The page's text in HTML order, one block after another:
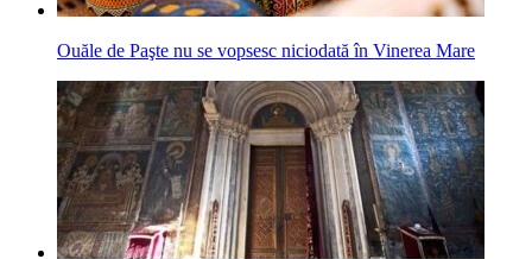
Ouăle de Paşte nu se vopsesc niciodată în Vinerea Mare